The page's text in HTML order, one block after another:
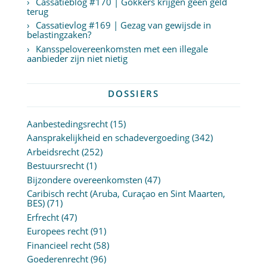
terug
Cassatievlog #169 | Gezag van gewijsde in
belastingzaken?
Kansspelovereenkomsten met een illegale
aanbieder zijn niet nietig
DOSSIERS
Aanbestedingsrecht(15)
Aansprakelijkheid en schadevergoeding(342)
Arbeidsrecht(252)
Bestuursrecht(1)
Bijzondere overeenkomsten (47)
Caribisch recht (Aruba, Curaçao en Sint Maarten,
BES)(71)
Erfrecht(47)
Europees recht(91)
Financieel recht(58)
Goederenrecht(96)